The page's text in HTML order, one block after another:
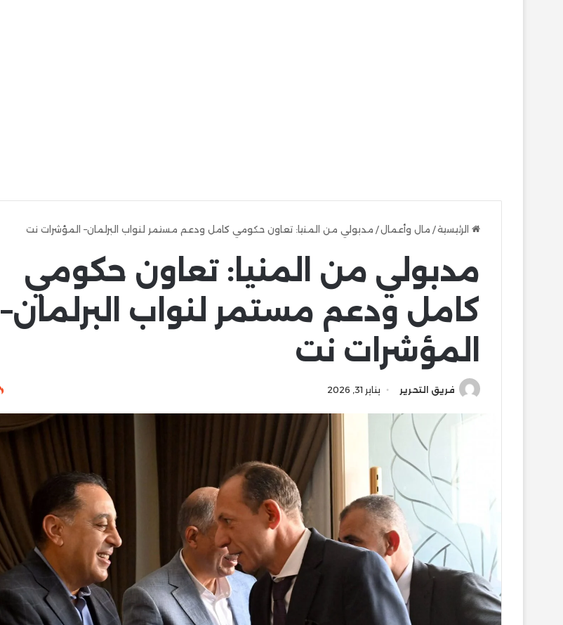
الرئيسية/ مال وأعمال/ مدبولي من المنيا: تعاون حكومي كامل ودعم مستمر لنواب البرلمان– المؤشرات نت
مدبولي من المنيا: تعاون حكومي
كامل ودعم مستمر لنواب البرلمان–
المؤشرات نت
فريق التحرير يناير 31, 2026